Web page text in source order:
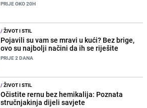
PRIJE OKO 20H
/ŽIVOT I STIL
Pojavili su vam se mravi u kući? Bez brige,
ovo su najbolji načini da ih se riješite
PRIJE 2 DANA
/ŽIVOT I STIL
Očistite rernu bez hemikalija: Poznata
stručnjakinja dijeli savjete